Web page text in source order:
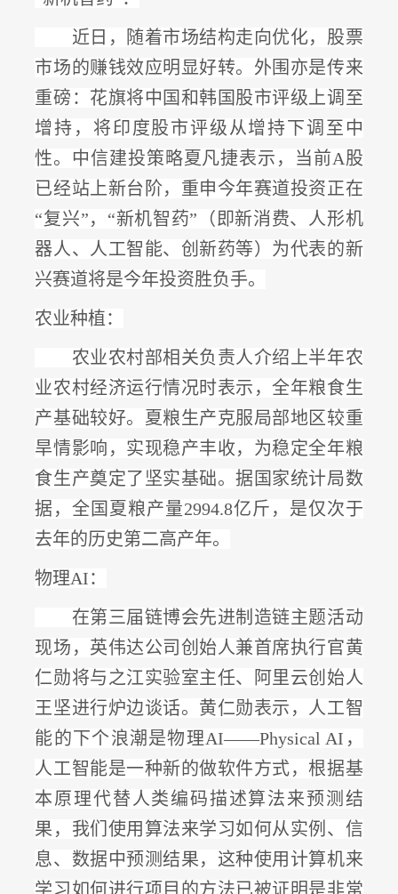
近日，随着市场结构走向优化，股票
市场的赚钱效应明显好转。外围亦是传来
重磅：花旗将中国和韩国股市评级上调至
增持，将印度股市评级从增持下调至中
性。中信建投策略夏凡捷表示，当前A股
已经站上新台阶，重申今年赛道投资正在
“复兴”， “新机智药”（即新消费、人形机
器人、人工智能、创新药等）为代表的新
兴赛道将是今年投资胜负手。
农业种植：
农业农村部相关负责人介绍上半年农
业农村经济运行情况时表示，全年粮食生
产基础较好。夏粮生产克服局部地区较重
旱情影响，实现稳产丰收，为稳定全年粮
食生产奠定了坚实基础。据国家统计局数
据，全国夏粮产量2994.8亿斤，是仅次于
去年的历史第二高产年。
物理AI：
在第三届链博会先进制造链主题活动
现场，英伟达公司创始人兼首席执行官黄
仁勋将与之江实验室主任、阿里云创始人
王坚进行炉边谈话。黄仁勋表示， 人工智
能的下个浪潮是物理AI——Physical AI ，
人工智能是一种新的做软件方式，根据基
本原理代替人类编码描述算法来预测结
果，我们使用算法来学习如何从实例、信
息、数据中预测结果，这种使用计算机来
学习如何进行项目的方法已被证明是非常